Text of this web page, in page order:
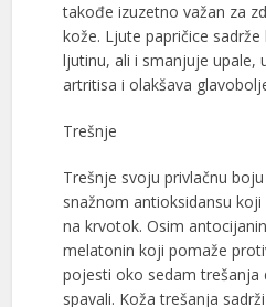
takođe izuzetno važan za
kože. Ljute papričice
ljutinu, ali i smanjuje upale,
artritisa i olakšava
Trešnje
Trešnje svoju privlačnu
snažnom antioksidansu
na krvotok. Osim
melatonin koji pomaže
pojesti oko sedam trešanja
spavali. Koža trešanja